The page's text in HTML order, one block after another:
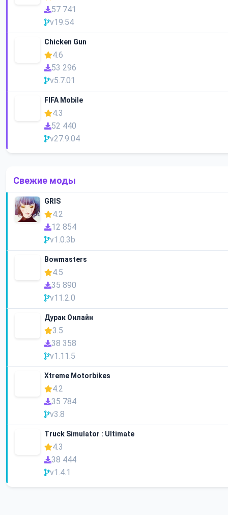
57 741
v19.54
Chicken Gun
4.6
53 296
v5.7.01
FIFA Mobile
4.3
52 440
v27.9.04
Свежие моды
GRIS
4.2
12 854
v1.0.3b
Bowmasters
4.5
35 890
v11.2.0
Дурак Онлайн
3.5
38 358
v1.11.5
Xtreme Motorbikes
4.2
35 784
v3.8
Truck Simulator : Ultimate
4.3
38 444
v1.4.1